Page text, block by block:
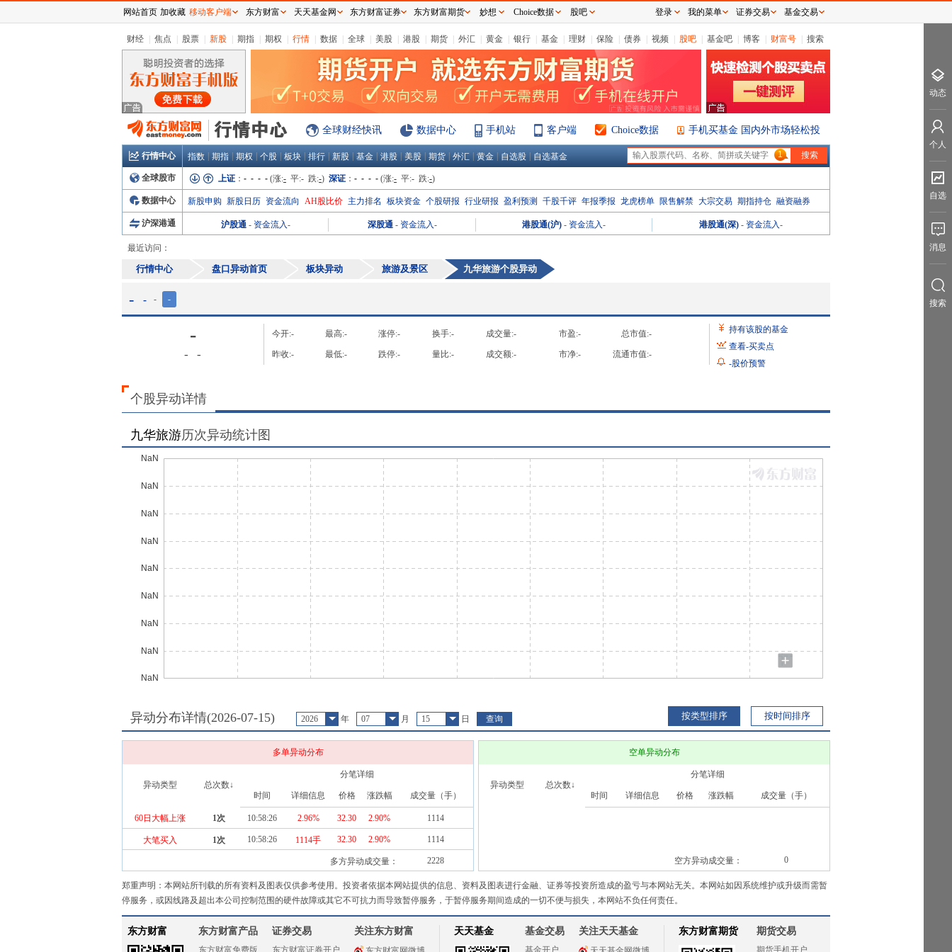
财经 焦点 股票 新股 期指 期权 行情 数据 全球 美股 港股 期货 外汇 黄金 银行 基金 理财 保险 债券 视频 股吧 基金吧 博客 财富号 搜索
全球财经快讯 数据中心 手机站 客户端 Choice数据 手机买基金 国内外市场轻松投
行情中心 指数 期指 期权 个股 板块 排行 新股 基金 港股 美股 期货 外汇 黄金 自选股 自选基金 1
全球股市 上证 ： - - - - (涨:- 平:- 跌:-) 深证 ： - - - - (涨:- 平:- 跌:-)
数据中心 新股申购 新股日历 资金流向 AH股比价 主力排名 板块资金 个股研报 行业研报 盈利预测 千股千评 年报季报 龙虎榜单 限售解禁 大宗交易 期指持仓 融资融券
沪深港通 沪股通 - 资金流入- 深股通 - 资金流入- 港股通(沪) - 资金流入- 港股通(深) - 资金流入-
最近访问：
行情中心 盘口异动首页 板块异动 旅游及景区 九华旅游个股异动
- - - -
-
- -
今开:- 最高:- 涨停:- 换手:- 成交量:- 市盈:- 总市值:-
昨收:- 最低:- 跌停:- 量比:- 成交额:- 市净:- 流通市值:-
持有该股的基金
查看-买卖点
-股价预警
个股异动详情
九华旅游历次异动统计图
异动分布详情(2026-07-15) 2026 年 07 月 15 日 查询 按类型排序 按时间排序
多单异动分布
异动类型 总次数↓
分笔详细
时间 详细信息 价格 涨跌幅 成交量（手）
60日大幅上涨 1次 10:58:26 2.96% 32.30 2.90% 1114
大笔买入 1次 10:58:26 1114手 32.30 2.90% 1114
多方异动成交量： 2228
空单异动分布
异动类型 总次数↓
分笔详细
时间 详细信息 价格 涨跌幅 成交量（手）
空方异动成交量： 0
郑重声明：本网站所刊载的所有资料及图表仅供参考使用。投资者依据本网站提供的信息、资料及图表进行金融、证券等投资所造成的盈亏与本网站无关。本网站如因系统维护或升级而需暂
停服务，或因线路及超出本公司控制范围的硬件故障或其它不可抗力而导致暂停服务，于暂停服务期间造成的一切不便与损失，本网站不负任何责任。
东方财富 东方财富产品 证券交易 关注东方财富 天天基金 基金交易 关注天天基金 东方财富期货 期货交易
网站首页 加收藏 移动客户端 东方财富 天天基金网 东方财富证券 东方财富期货 妙想 Choice数据 股吧 登录 我的菜单 证券交易 基金交易
动态
个人
自选
消息
搜索